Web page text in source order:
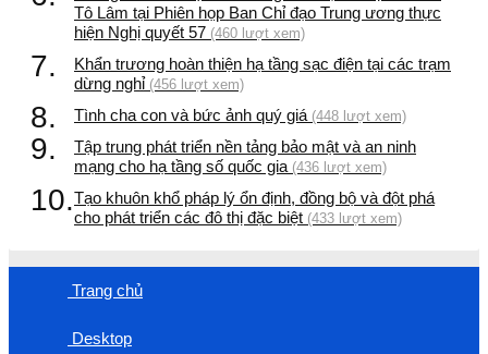
Tô Lâm tại Phiên họp Ban Chỉ đạo Trung ương thực
hiện Nghị quyết 57 (460 lượt xem)
7.
Khẩn trương hoàn thiện hạ tầng sạc điện tại các trạm
dừng nghỉ (456 lượt xem)
8. Tình cha con và bức ảnh quý giá (448 lượt xem)
9.
Tập trung phát triển nền tảng bảo mật và an ninh
mạng cho hạ tầng số quốc gia (436 lượt xem)
10.Tạo khuôn khổ pháp lý ổn định, đồng bộ và đột phá
cho phát triển các đô thị đặc biệt (433 lượt xem)
Trang chủ
Desktop